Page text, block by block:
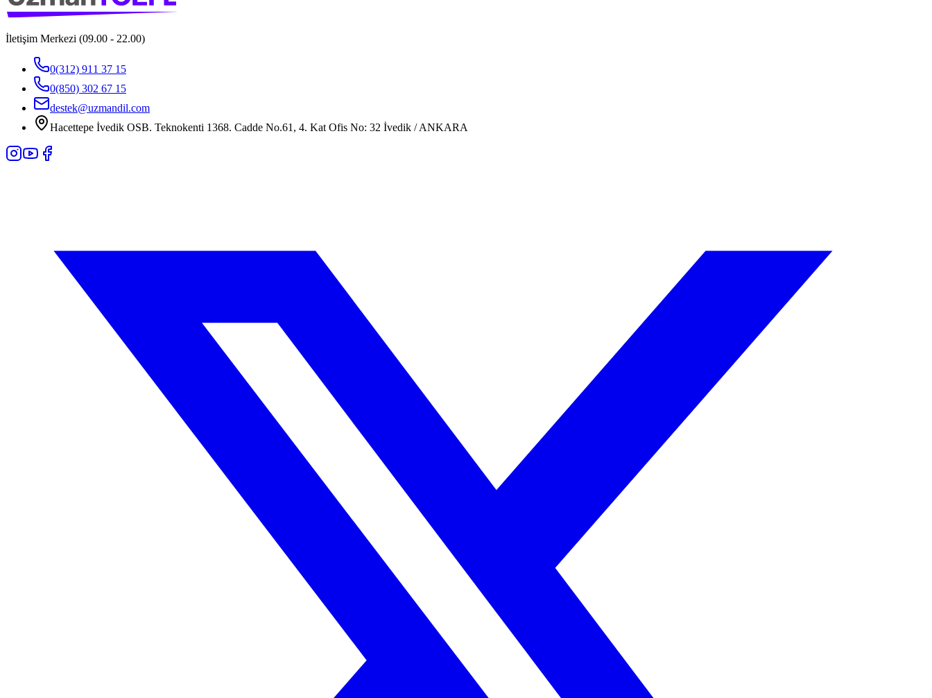
İletişim Merkezi (09.00 - 22.00)
0(312) 911 37 15
0(850) 302 67 15
destek@uzmandil.com
Hacettepe İvedik OSB. Teknokenti 1368. Cadde No.61, 4. Kat Ofis No: 32 İvedik / ANKARA